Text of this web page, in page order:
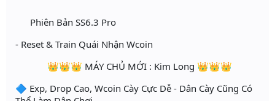
Phiên Bản SS6.3 Pro
- Reset & Train Quái Nhận Wcoin
👑👑👑 MÁY CHỦ MỚI : Kim Long 👑👑👑
🔷 Exp, Drop Cao, Wcoin Cày Cực Dễ - Dân Cày Cũng Có